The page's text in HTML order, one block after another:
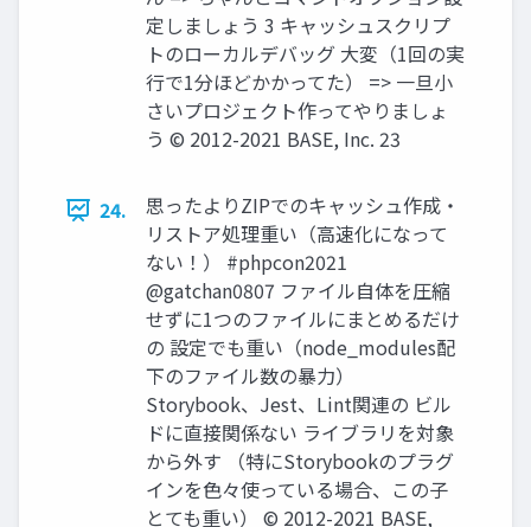
定しましょう 3 キャッシュスクリプ
トのローカルデバッグ 大変（1回の実
行で1分ほどかかってた） => 一旦小
さいプロジェクト作ってやりましょ
う © 2012-2021 BASE, Inc. 23
24.
思ったよりZIPでのキャッシュ作成・
リストア処理重い（高速化になって
ない！） #phpcon2021
@gatchan0807 ファイル自体を圧縮
せずに1つのファイルにまとめるだけ
の 設定でも重い（node_modules配
下のファイル数の暴力）
Storybook、Jest、Lint関連の ビル
ドに直接関係ない ライブラリを対象
から外す （特にStorybookのプラグ
インを色々使っている場合、この子
とても重い） © 2012-2021 BASE,